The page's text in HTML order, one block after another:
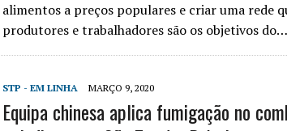
alimentos a preços populares e criar uma rede
produtores e trabalhadores são os objetivos do…
STP - EM LINHA MARÇO 9, 2020
Equipa chinesa aplica fumigação no